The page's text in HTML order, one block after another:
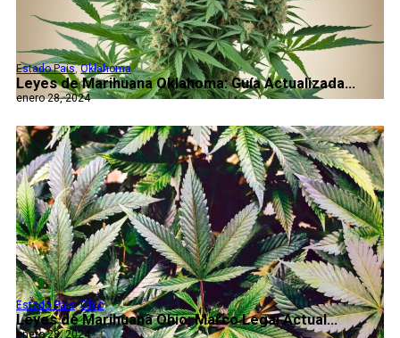
Leyes de Marihuana Oklahoma: Guía Actualizada...
Estado Pais,Oklahoma
enero 28, 2024
Leyes de Marihuana Ohio: Marco Legal Actual...
Estado Pais,Ohio
enero 28, 2024